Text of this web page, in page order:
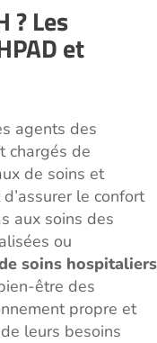
? Les
et
agents des
chargés de
de soins et
le confort
aux soins des
ou
soins hospitaliers
être des
propre et
leurs besoins